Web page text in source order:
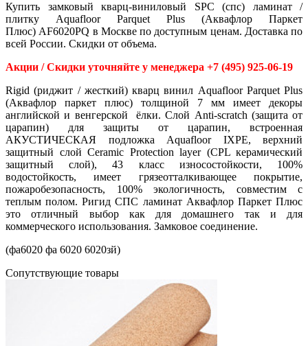
Купить замковый кварц-виниловый SPC (спс) ламинат /
плитку Aquafloor Parquet Plus (Аквафлор Паркет
Плюс) AF6020PQ в Москве по доступным ценам. Доставка по
всей России. Скидки от объема.
Акции / Скидки уточняйте у менеджера +7 (495) 925-06-19
Rigid (риджит / жесткий) кварц винил Aquafloor Parquet Plus
(Аквафлор паркет плюс) толщиной 7 мм имеет декоры
английской и венгерской ёлки. Слой Anti-scratch (защита от
царапин) для защиты от царапин, встроенная
АКУСТИЧЕСКАЯ подложка Aquafloor IXPE, верхний
защитный слой Ceramic Protection layer (CPL керамический
защитный слой), 43 класс износостойкости, 100%
водостойкость, имеет грязеотталкивающее покрытие,
пожаробезопасность, 100% экологичность, совместим с
теплым полом. Ригид СПС ламинат Аквафлор Паркет Плюс
это отличный выбор как для домашнего так и для
коммерческого использования. Замковое соединение.
(фа6020 фа 6020 6020зй)
Cопутствующие товары